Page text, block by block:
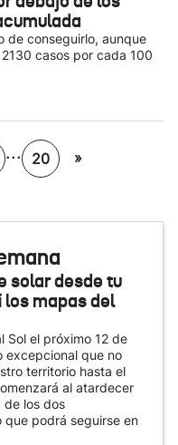
de conseguirlo, aunque
casos por cada 100
... 20 »
solar desde tu
los mapas del
Sol el próximo 12 de
excepcional que no
territorio hasta el
al atardecer
de los dos
podrá seguirse en